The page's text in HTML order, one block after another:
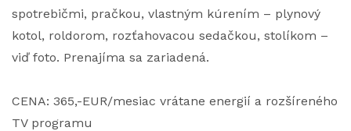
spotrebičmi, pračkou, vlastným kúrením – plynový
kotol, roldorom, rozťahovacou sedačkou, stolíkom –
viď foto. Prenajíma sa zariadená.
CENA: 365,-EUR/mesiac vrátane energií a rozšíreného
TV programu